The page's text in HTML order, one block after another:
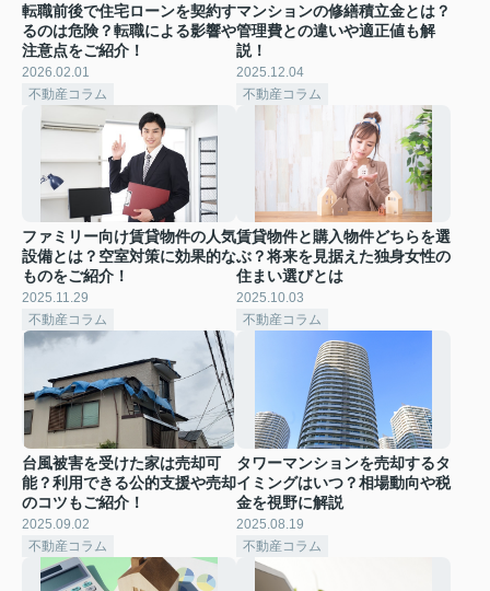
転職前後で住宅ローンを契約す
るのは危険？転職による影響や
注意点をご紹介！
2026.02.01
不動産コラム
マンションの修繕積立金とは？
管理費との違いや適正値も解
説！
2025.12.04
不動産コラム
ファミリー向け賃貸物件の人気
設備とは？空室対策に効果的な
ものをご紹介！
2025.11.29
不動産コラム
賃貸物件と購入物件どちらを選
ぶ？将来を見据えた独身女性の
住まい選びとは
2025.10.03
不動産コラム
台風被害を受けた家は売却可
能？利用できる公的支援や売却
のコツもご紹介！
2025.09.02
不動産コラム
タワーマンションを売却するタ
イミングはいつ？相場動向や税
金を視野に解説
2025.08.19
不動産コラム